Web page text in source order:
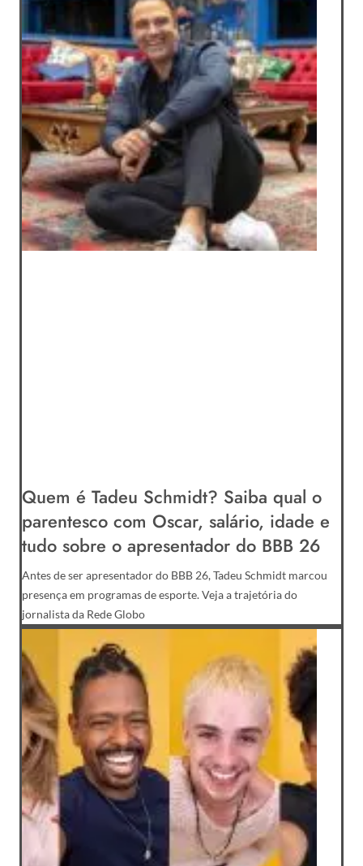
Quem é Tadeu Schmidt? Saiba qual o
parentesco com Oscar, salário, idade e
tudo sobre o apresentador do BBB 26
Antes de ser apresentador do BBB 26, Tadeu Schmidt marcou
presença em programas de esporte. Veja a trajetória do
jornalista da Rede Globo